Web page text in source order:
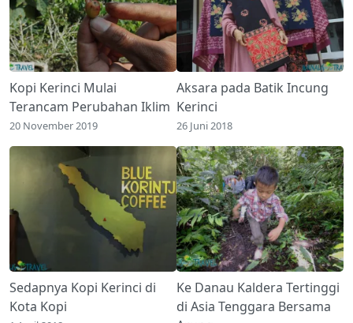
Kopi Kerinci Mulai
Terancam Perubahan Iklim
20 November 2019
Aksara pada Batik Incung
Kerinci
26 Juni 2018
Sedapnya Kopi Kerinci di
Kota Kopi
Ke Danau Kaldera Tertinggi
di Asia Tenggara Bersama